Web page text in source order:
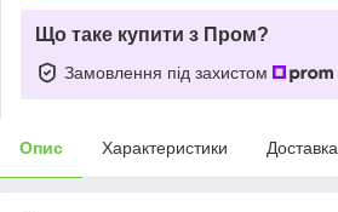
Що таке купити з Пром?
Замовлення під захистом
Опис Характеристики Доставка